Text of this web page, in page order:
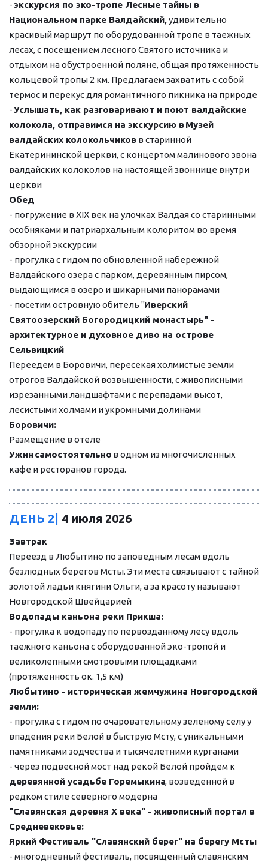
- экскурсия по эко-тропе Лесные тайны в
Национальном парке Валдайский, удивительно
красивый маршрут по оборудованной тропе в таежных
лесах, с посещением лесного Святого источника и
отдыхом на обустроенной поляне, общая протяженность
кольцевой тропы 2 км. Предлагаем захватить с собой
термос и перекус для романтичного пикника на природе
- Услышать, как разговаривают и поют валдайские
колокола, отправимся на экскурсию вМузей
валдайских колокольчиков в старинной
Екатерининской церкви, с концертом малинового звона
валдайских колоколов на настоящей звоннице внутри
церкви
Обед
- погружение в XIX век на улочках Валдая со старинными
особняками и патриархальным колоритом во время
обзорной экскурсии
- прогулка с гидом по обновленной набережной
Валдайского озера с парком, деревянным пирсом,
выдающимся в озеро и шикарными панорамами
- посетим островную обитель "Иверский
Святоозерский Богородицкий монастырь" -
архитектурное и духовное диво на острове
Сельвицкий
Переедем в Боровичи, пересекая холмистые земли
отрогов Валдайской возвышенности, с живописными
изрезанными ландшафтами с перепадами высот,
лесистыми холмами и укромными долинами
Боровичи:
Размещение в отеле
Ужин самостоятельно в одном из многочисленных
кафе и ресторанов города.
ДЕНЬ 2| 4 июля 2026
Завтрак
Переезд в Любытино по заповедным лесам вдоль
безлюдных берегов Мсты. Эти места связывают с тайной
золотой ладьи княгини Ольги, а за красоту называют
Новгородской Швейцарией
Водопады каньона реки Прикша:
- прогулка к водопаду по первозданному лесу вдоль
таежного каньона с оборудованной эко-тропой и
великолепными смотровыми площадками
(протяженность ок. 1,5 км)
Любытино - историческая жемчужина Новгородской
земли:
- прогулка с гидом по очаровательному зеленому селу у
впадения реки Белой в быструю Мсту, с уникальными
памятниками зодчества и тысячелетними курганами
деревянной усадьбе Горемыкина, возведенной в
редком стиле северного модерна
"Славянская деревня X века" - живописный портал в
Средневековье:
Яркий Фестиваль "Славянский берег" на берегу Мсты
- многодневный фестиваль, посвященный славянским